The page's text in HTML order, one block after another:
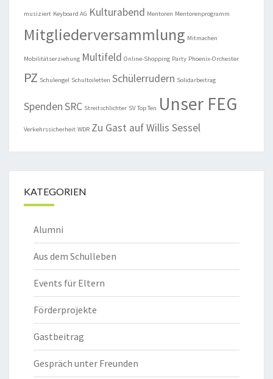
musiziert Keyboard AG Kulturabend Mentoren Mentorenprogramm
Mitgliederversammlung Mitmachen
Mobilitätserziehung Multifeld Online-Shopping Party Phoenix-Orchester
PZ Schulengel Schultoiletten Schülerrudern Solidarbeitrag
SpendenSRC Streitschlichter SV Top Ten Unser FEG
Verkehrssicherheit WDR Zu Gast auf Willis Sessel
KATEGORIEN
Alumni
Aus dem Schulleben
Events für Eltern
Förderprojekte
Gastbeitrag
Gespräch unter Freunden